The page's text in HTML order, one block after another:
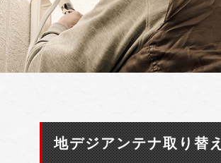
地デジアンテナ取り替